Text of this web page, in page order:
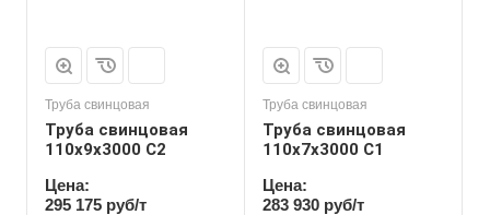
Труба свинцовая
Труба свинцовая
110x9x3000 С2
Цена:
295 175 руб/т
Труба свинцовая
Труба свинцовая
110x7x3000 С1
Цена:
283 930 руб/т